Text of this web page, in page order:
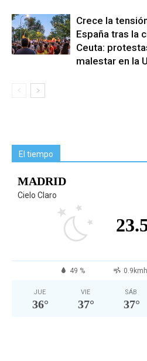
Crece la
España tras la
Ceuta:
malestar en la
El tiempo
MADRID
Cielo Claro
49 % 0.9kmh
JUE
36°
VIE
37°
SÁB
37°